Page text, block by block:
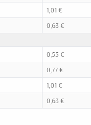
1,01 €
0,63 €
0,55 €
0,77 €
1,01 €
0,63 €